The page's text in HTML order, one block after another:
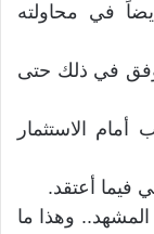
في محاولته
في ذلك حتى
أمام الاستثمار
فيما أعتقد.
وهذا ما